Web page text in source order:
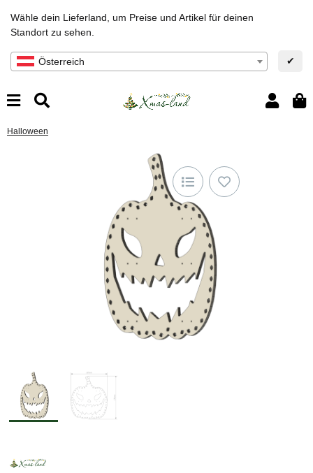
Wähle dein Lieferland, um Preise und Artikel für deinen
Standort zu sehen.
Österreich ✔
Halloween